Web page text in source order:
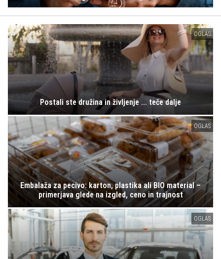
OGLAS
Postali ste družina in življenje ... teče dalje
OGLAS
Embalaža za pecivo: karton, plastika ali BIO material –
primerjava glede na izgled, ceno in trajnost
OGLAS